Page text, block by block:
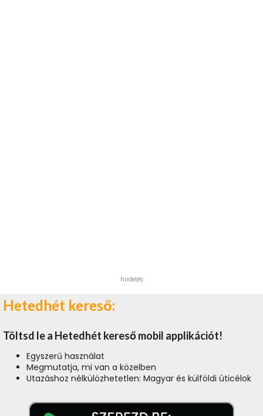
hirdetés
Hetedhét kereső:
Töltsd le a Hetedhét kereső mobil applikációt!
Egyszerű használat
Megmutatja, mi van a közelben
Utazáshoz nélkülözhetetlen: Magyar és külföldi úticélok